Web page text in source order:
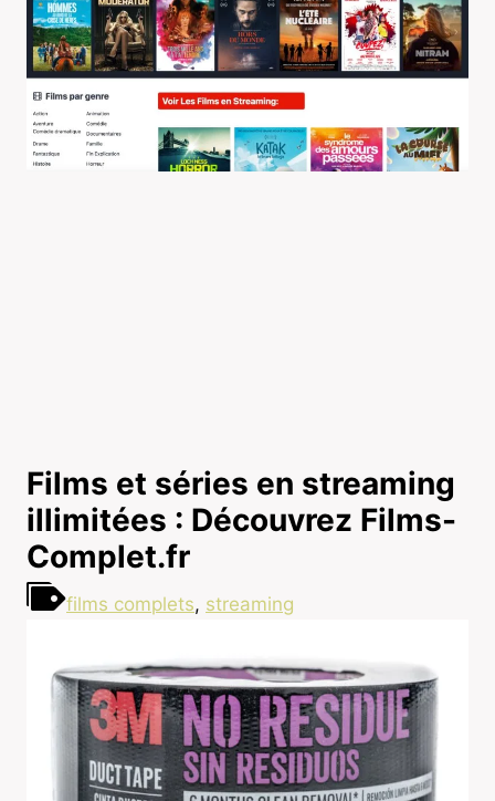
Films et séries en streaming
illimitées : Découvrez Films-
Complet.fr
films complets, streaming